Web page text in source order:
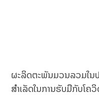
ຜະລິດຕະພັນມວນລວມໃນ
ສຳເລັດໃນການຮັບມືກັບໂຄ